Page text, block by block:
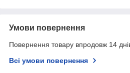
Умови повернення
Повернення товару впродовж 14
Всі умови повернення